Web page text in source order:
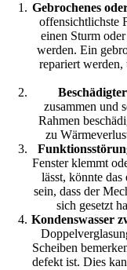
Gebrochenes
offensichtlichste
einen Sturm
werden. Ein
repariert
zusammen und
Rahmen
zu
Fenster klemmt
lässt, könnte
sein, dass der
sich gesetzt
Kondenswasser
Scheiben
defekt ist. Dies